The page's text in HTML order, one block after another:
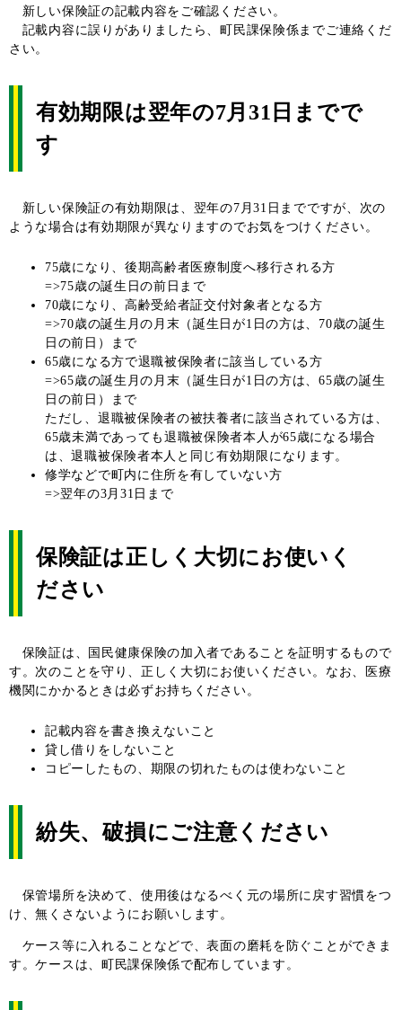
新しい保険証の記載内容をご確認ください。
記載内容に誤りがありましたら、町民課保険係までご連絡くだ
さい。
有効期限は翌年の7月31日までで
す
新しい保険証の有効期限は、翌年の7月31日までですが、次の
ような場合は有効期限が異なりますのでお気をつけください。
75歳になり、後期高齢者医療制度へ移行される方
=>75歳の誕生日の前日まで
70歳になり、高齢受給者証交付対象者となる方
=>70歳の誕生月の月末（誕生日が1日の方は、70歳の誕生
日の前日）まで
65歳になる方で退職被保険者に該当している方
=>65歳の誕生月の月末（誕生日が1日の方は、65歳の誕生
日の前日）まで
ただし、退職被保険者の被扶養者に該当されている方は、
65歳未満であっても退職被保険者本人が65歳になる場合
は、退職被保険者本人と同じ有効期限になります。
修学などで町内に住所を有していない方
=>翌年の3月31日まで
保険証は正しく大切にお使いく
ださい
保険証は、国民健康保険の加入者であることを証明するもので
す。次のことを守り、正しく大切にお使いください。なお、医療
機関にかかるときは必ずお持ちください。
記載内容を書き換えないこと
貸し借りをしないこと
コピーしたもの、期限の切れたものは使わないこと
紛失、破損にご注意ください
保管場所を決めて、使用後はなるべく元の場所に戻す習慣をつ
け、無くさないようにお願いします。
ケース等に入れることなどで、表面の磨耗を防ぐことができま
す。ケースは、町民課保険係で配布しています。